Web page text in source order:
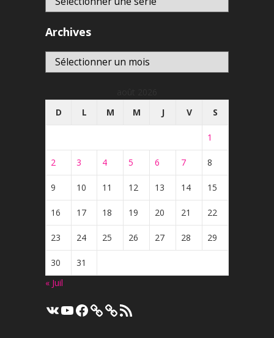
Archives
Archives
D
L M M J V S
1
2 3 4 5 6 7 8
9 10 11 12 13 14 15
16 17 18 19 20 21 22
23 24 25 26 27 28 29
30
31
« Juil
VK YouTube
Facebook Flux
RSS